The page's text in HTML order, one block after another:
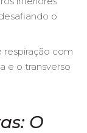
o
respiração com
e o transverso
O